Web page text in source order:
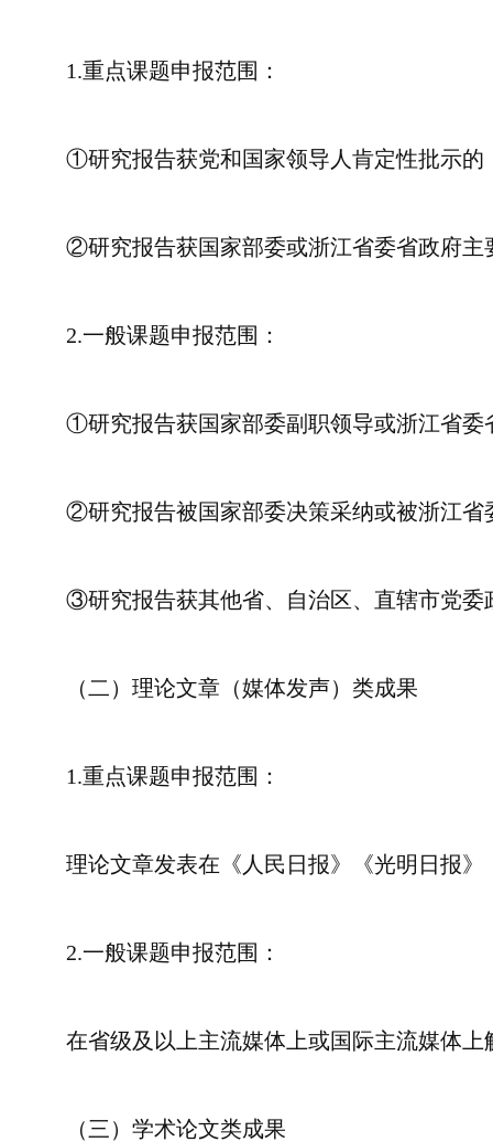
1.重点课题申报范围：
①研究报告获党和国家领导人肯定性批示的
②研究报告获国家部委或浙江省委省政府主
2.一般课题申报范围：
①研究报告获国家部委副职领导或浙江省委
②研究报告被国家部委决策采纳或被浙江省
③研究报告获其他省、自治区、直辖市党委
（二）理论文章（媒体发声）类成果
1.重点课题申报范围：
理论文章发表在《人民日报》《光明日报
2.一般课题申报范围：
在省级及以上主流媒体上或国际主流媒体
（三）学术论文类成果